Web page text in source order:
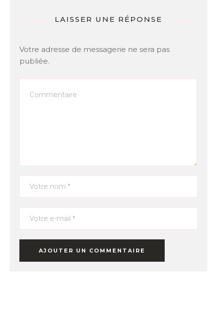
LAISSER UNE RÉPONSE
Votre adresse de messagerie ne sera pas
publiée.